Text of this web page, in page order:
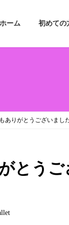
ホーム 初めての
ありがとうございまし
とうご